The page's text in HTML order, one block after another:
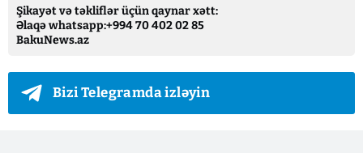
Şikayət və təkliflər üçün qaynar xətt:
Əlaqə whatsapp:+994 70 402 02 85
BakuNews.az
Bizi Telegramda izləyin